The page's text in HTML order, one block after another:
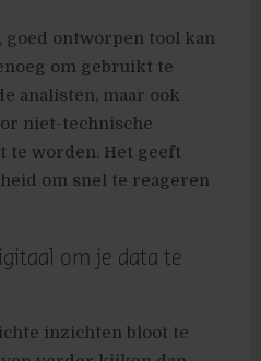
goed ontworpen tool kan
om gebruikt te
analisten, maar ook
niet-technische
te worden. Het geeft
om snel te reageren
om je data te
inzichten bloot te